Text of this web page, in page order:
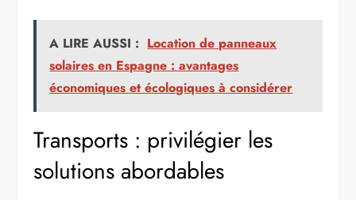
A LIRE AUSSI : Location de panneaux
solaires en Espagne : avantages
économiques et écologiques à considérer
Transports : privilégier les
solutions abordables